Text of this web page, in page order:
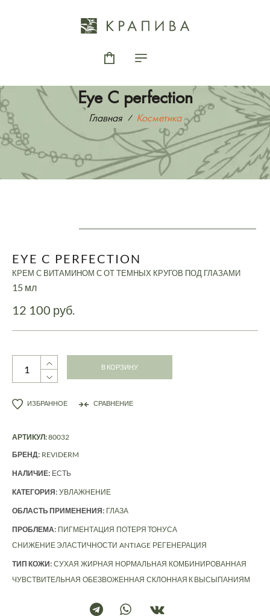
Eye C perfection
Главная Косметика
EYE C PERFECTION
КРЕМ С ВИТАМИНОМ С ОТ ТЕМНЫХ КРУГОВ ПОД ГЛАЗАМИ
15 мл
12 100 руб.
В КОРЗИНУ
ИЗБРАННОЕ СРАВНЕНИЕ
АРТИКУЛ:80032
БРЕНД: REVIDERM
НАЛИЧИЕ: ЕСТЬ
КАТЕГОРИЯ: УВЛАЖНЕНИЕ
ОБЛАСТЬ ПРИМЕНЕНИЯ: ГЛАЗА
ПРОБЛЕМА: ПИГМЕНТАЦИЯ ПОТЕРЯ ТОНУСА
СНИЖЕНИЕ ЭЛАСТИЧНОСТИ ANTIAGE РЕГЕНЕРАЦИЯ
ТИП КОЖИ: СУХАЯ ЖИРНАЯ НОРМАЛЬНАЯ КОМБИНИРОВАННАЯ
ЧУВСТВИТЕЛЬНАЯ ОБЕЗВОЖЕННАЯ СКЛОННАЯ К ВЫСЫПАНИЯМ